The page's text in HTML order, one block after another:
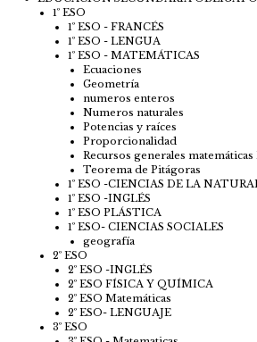
1º ESO
1º ESO - FRANCÉS
1º ESO - LENGUA
1º ESO - MATEMÁTICAS
Ecuaciones
Geometría
numeros enteros
Numeros naturales
Potencias y raíces
Proporcionalidad
Recursos generales matemáticas
Teorema de Pitágoras
1º ESO -CIENCIAS DE LA
1º ESO -INGLÉS
1º ESO PLÁSTICA
1º ESO- CIENCIAS SOCIALES
geografía
2º ESO
2º ESO -INGLÉS
2º ESO FÍSICA Y QUÍMICA
2º ESO Matemáticas
2º ESO- LENGUAJE
3º ESO